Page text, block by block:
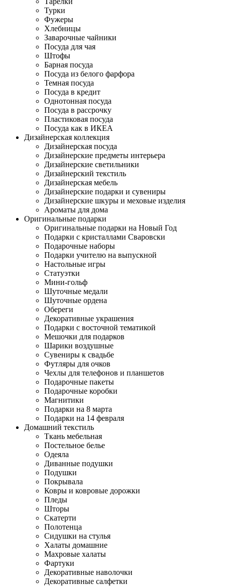
Турки
Фужеры
Хлебницы
Заварочные чайники
Посуда для чая
Штофы
Барная посуда
Посуда из белого фарфора
Темная посуда
Посуда в кредит
Однотонная посуда
Посуда в рассрочку
Пластиковая посуда
Посуда как в ИКЕА
Дизайнерская коллекция
Дизайнерская посуда
Дизайнерские предметы интерьера
Дизайнерские светильники
Дизайнерский текстиль
Дизайнерская мебель
Дизайнерские подарки и сувениры
Дизайнерские шкуры и меховые изделия
Ароматы для дома
Оригинальные подарки
Оригинальные подарки на Новый Год
Подарки с кристаллами Сваровски
Подарочные наборы
Подарки учителю на выпускной
Настольные игры
Статуэтки
Мини-гольф
Шуточные медали
Шуточные ордена
Обереги
Декоративные украшения
Подарки с восточной тематикой
Мешочки для подарков
Шарики воздушные
Сувениры к свадьбе
Футляры для очков
Чехлы для телефонов и планшетов
Подарочные пакеты
Подарочные коробки
Магнитики
Подарки на 8 марта
Подарки на 14 февраля
Домашний текстиль
Ткань мебельная
Постельное белье
Одеяла
Диванные подушки
Подушки
Покрывала
Ковры и ковровые дорожки
Пледы
Шторы
Скатерти
Полотенца
Сидушки на стулья
Халаты домашние
Махровые халаты
Фартуки
Декоративные наволочки
Декоративные салфетки